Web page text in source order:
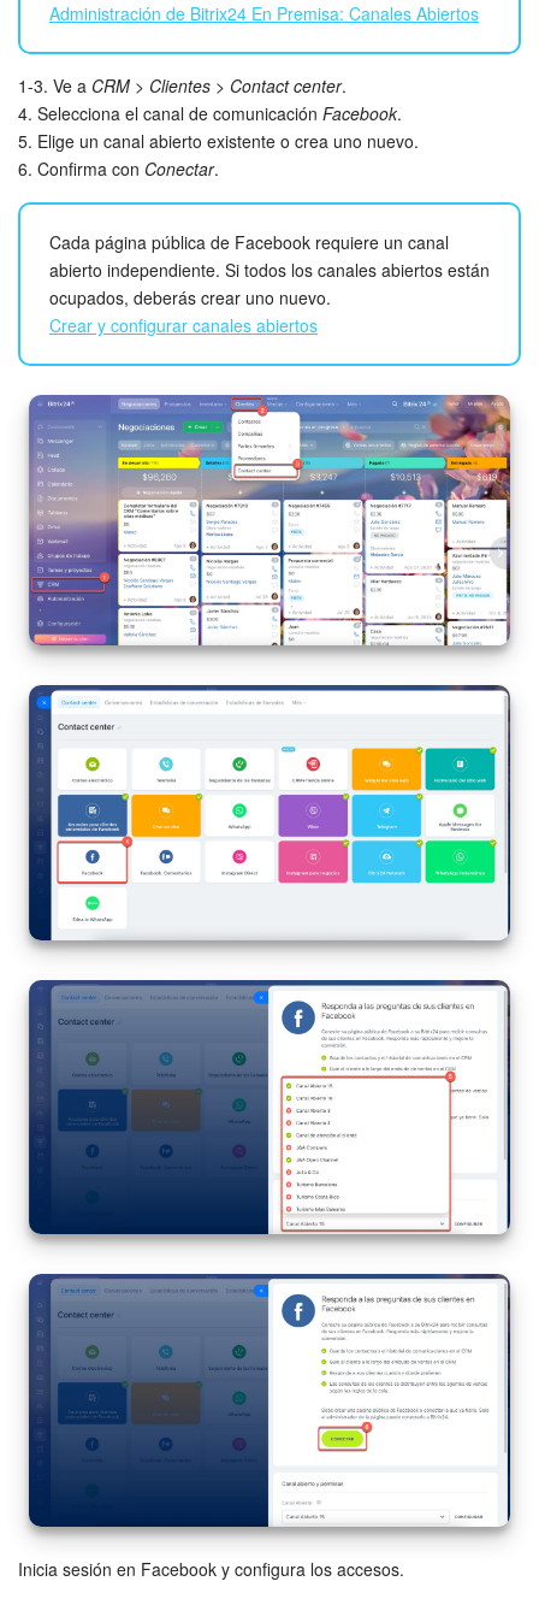
Automatización
Flujos de trabajo
Marketing
Gestión del inventario
Telefonía
Widget del empleado
Bitrix24 En Premisa
Bitrix24 Messenger
Preguntas generales
Actualización de los artículos (archivo)
EMPEZAR GRATIS
INICIAR SESIÓN
Administración de Bitrix24 En Premisa: Canales Abiertos
1-3. Ve a CRM > Clientes > Contact center.
4. Selecciona el canal de comunicación Facebook.
5. Elige un canal abierto existente o crea uno nuevo.
6. Confirma con Conectar.
Cada página pública de Facebook requiere un canal
abierto independiente. Si todos los canales abiertos están
ocupados, deberás crear uno nuevo.
Crear y configurar canales abiertos
Inicia sesión en Facebook y configura los accesos.